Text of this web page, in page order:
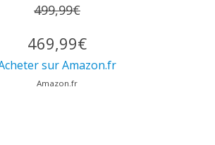
499,99€
469,99€
sur Amazon.fr
Amazon.fr